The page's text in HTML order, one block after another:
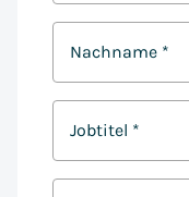
Nachname *
Jobtitel *